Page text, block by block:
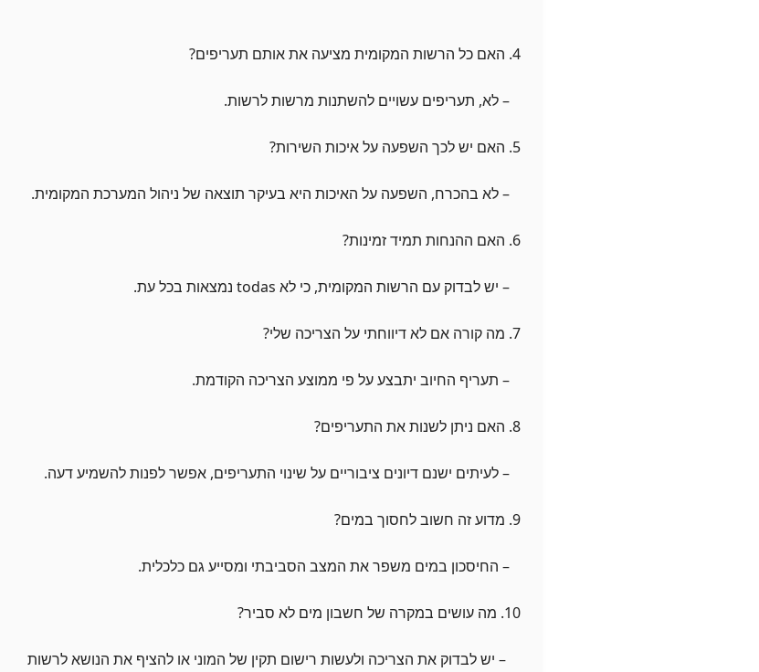
4. האם כל הרשות המקומית מציעה את אותם תעריפים?
– לא, תעריפים עשויים להשתנות מרשות לרשות.
5. האם יש לכך השפעה על איכות השירות?
– לא בהכרח, השפעה על האיכות היא בעיקר תוצאה של ניהול המערכת המקומית.
6. האם ההנחות תמיד זמינות?
– יש לבדוק עם הרשות המקומית, כי לא todas נמצאות בכל עת.
7. מה קורה אם לא דיווחתי על הצריכה שלי?
– תעריף החיוב יתבצע על פי ממוצע הצריכה הקודמת.
8. האם ניתן לשנות את התעריפים?
– לעיתים ישנם דיונים ציבוריים על שינוי התעריפים, אפשר לפנות להשמיע דעה.
9. מדוע זה חשוב לחסוך במים?
– החיסכון במים משפר את המצב הסביבתי ומסייע גם כלכלית.
10. מה עושים במקרה של חשבון מים לא סביר?
– יש לבדוק את הצריכה ולעשות רישום תקין של המוני או להציף את הנושא לרשות